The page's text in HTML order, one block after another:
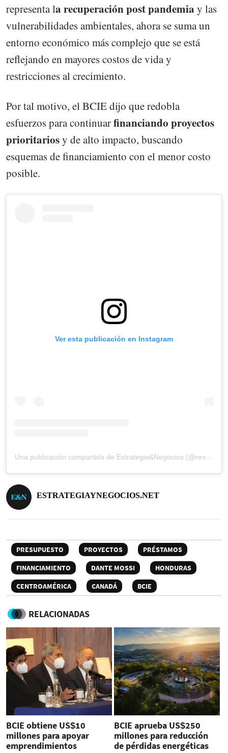
representa la recuperación post pandemia y las
vulnerabilidades ambientales, ahora se suma un
entorno económico más complejo que se está
reflejando en mayores costos de vida y
restricciones al crecimiento.
Por tal motivo, el BCIE dijo que redobla
esfuerzos para continuarfinanciando proyectos
prioritariosy de alto impacto, buscando
esquemas de financiamiento con el menor costo
posible.
Ver esta publicación en Instagram
ESTRATEGIAYNEGOCIOS.NET
PRESUPUESTO PROYECTOS
PRÉSTAMOS
FINANCIAMIENTO
DANTE MOSSI
HONDURAS
CENTROAMÉRICA
CANADÁ BCIE
RELACIONADAS
BCIE obtiene US$10
millones para apoyar
emprendimientos
BCIE aprueba US$250
millones para reducción
de pérdidas energéticas